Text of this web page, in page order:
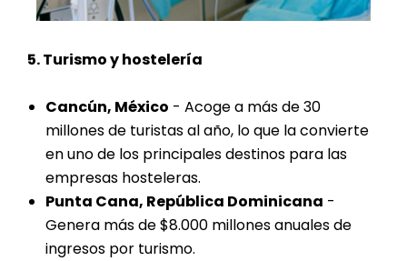
5. Turismo y hostelería
Cancún, México - Acoge a más de 30
millones de turistas al año, lo que la convierte
en uno de los principales destinos para las
empresas hosteleras.
Punta Cana, República Dominicana -
Genera más de $8.000 millones anuales de
ingresos por turismo.